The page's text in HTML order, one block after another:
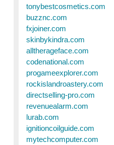
tonybestcosmetics.com
buzznc.com
fxjoiner.com
skinbykindra.com
alltherageface.com
codenational.com
progameexplorer.com
rockislandroastery.com
directselling-pro.com
revenuealarm.com
lurab.com
ignitioncoilguide.com
mytechcomputer.com